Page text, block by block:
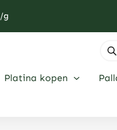
/g
Platina kopen